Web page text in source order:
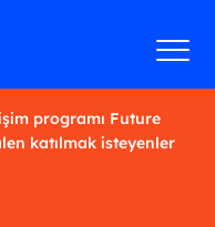
programı Future
katılmak isteyenler